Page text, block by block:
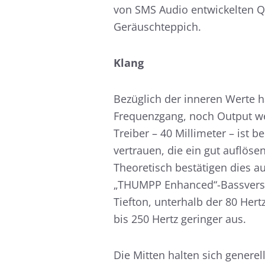
von SMS Audio entwickelten
Geräuschteppich.
Klang
Bezüglich der inneren Werte
Frequenzgang, noch Output
Treiber – 40 Millimeter – ist
vertrauen, die ein gut
Theoretisch bestätigen dies
„THUMPP Enhanced“-
Tiefton, unterhalb der 80
bis 250 Hertz geringer aus.
Die Mitten halten sich